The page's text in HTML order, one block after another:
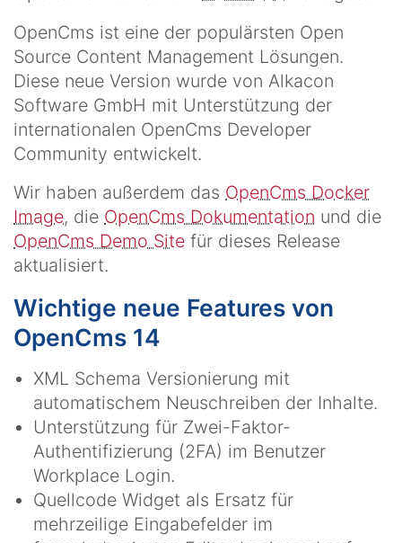
OpenCms ist eine der populärsten Open
Source Content Management Lösungen.
Diese neue Version wurde von Alkacon
Software GmbH mit Unterstützung der
internationalen OpenCms Developer
Community entwickelt.
Wir haben außerdem das OpenCms Docker
Image, die OpenCms Dokumentation und die
OpenCms Demo Site für dieses Release
aktualisiert.
Wichtige neue Features von
OpenCms 14
XML Schema Versionierung mit
automatischem Neuschreiben der Inhalte.
Unterstützung für Zwei-Faktor-
Authentifizierung (2FA) im Benutzer
Workplace Login.
Quellcode Widget als Ersatz für
mehrzeilige Eingabefelder im